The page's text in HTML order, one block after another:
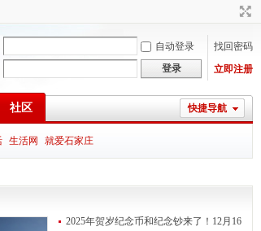
自动登录
找回密码
登录 立即注册
快捷导航
社区
生活网 就爱石家庄
2025年贺岁纪念币和纪念钞来了！12月16